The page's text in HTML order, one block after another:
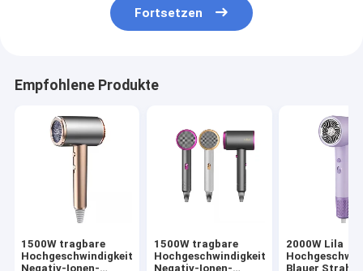
Fortsetzen
Empfohlene Produkte
1500W tragbare
Hochgeschwindigkeits-
Negativ-Ionen-
1500W tragbare
Hochgeschwindigkeits-
Negativ-Ionen-
2000W Lila
Blauer Strahl